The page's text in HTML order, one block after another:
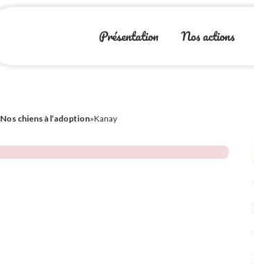
Présentation Nos actions
Nos chiens à l’adoption»Kanay